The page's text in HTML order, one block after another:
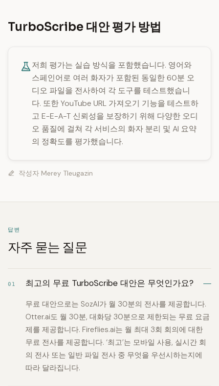
TurboScribe 대안 평가 방법
저희 평가는 실습 방식을 포함했습니다. 영어와
스페인어로 여러 화자가 포함된 동일한 60분 오
디오 파일을 전사하여 각 도구를 테스트했습니
다. 또한 YouTube URL 가져오기 기능을 테스트하
고 E-E-A-T 신뢰성을 보장하기 위해 다양한 오디
오 품질에 걸쳐 각 서비스의 화자 분리 및 AI 요약
의 정확도를 평가했습니다.
작성자 Merey Tleugazin
답변
자주 묻는 질문
01 최고의 무료 TurboScribe 대안은 무엇인가요?
무료 대안으로는 SozAI가 월 30분의 전사를 제공합니다.
Otter.ai도 월 30분, 대화당 30분으로 제한되는 무료 요금
제를 제공합니다. Fireflies.ai는 월 최대 3회 회의에 대한
무료 전사를 제공합니다. ‘최고’는 모바일 사용, 실시간 회
의 전사 또는 일반 파일 전사 중 무엇을 우선시하는지에
따라 달라집니다.